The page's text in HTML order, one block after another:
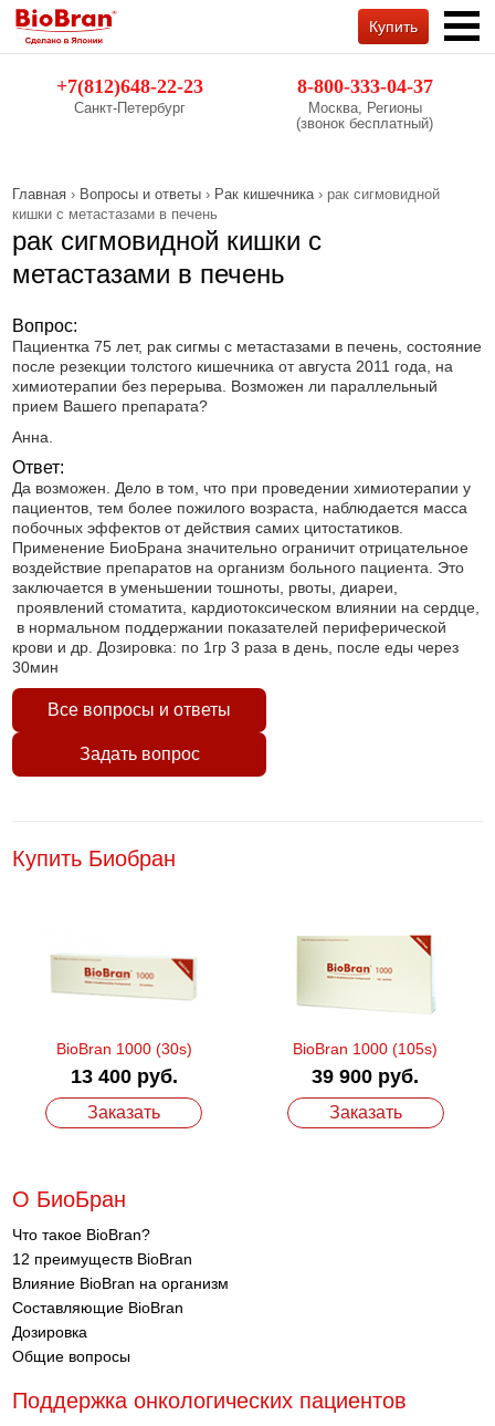
+7(812)648-22-23
Санкт-Петербург
8-800-333-04-37
Москва, Регионы
(звонок бесплатный)
Купить
Главная › Вопросы и ответы › Рак кишечника› рак сигмовидной
кишки с метастазами в печень
рак сигмовидной кишки с
метастазами в печень
Вопрос:
Пациентка 75 лет, рак сигмы с метастазами в печень, состояние
после резекции толстого кишечника от августа 2011 года, на
химиотерапии без перерыва. Возможен ли параллельный
прием Вашего препарата?
Анна.
Ответ:
Да возможен. Дело в том, что при проведении химиотерапии у
пациентов, тем более пожилого возраста, наблюдается масса
побочных эффектов от действия самих цитостатиков.
Применение БиоБрана значительно ограничит отрицательное
воздействие препаратов на организм больного пациента. Это
заключается в уменьшении тошноты, рвоты, диареи,
проявлений стоматита, кардиотоксическом влиянии на сердце,
в нормальном поддержании показателей периферической
крови и др. Дозировка: по 1гр 3 раза в день, после еды через
30мин
Все вопросы и ответы
Задать вопрос
Купить Биобран
BioBran 1000 (30s)
13 400 руб.
Заказать
BioBran 1000 (105s)
39 900 руб.
Заказать
О БиоБран
Что такое BioBran?
12 преимуществ BioBran
Влияние BioBran на организм
Составляющие BioBran
Дозировка
Общие вопросы
Поддержка онкологических пациентов